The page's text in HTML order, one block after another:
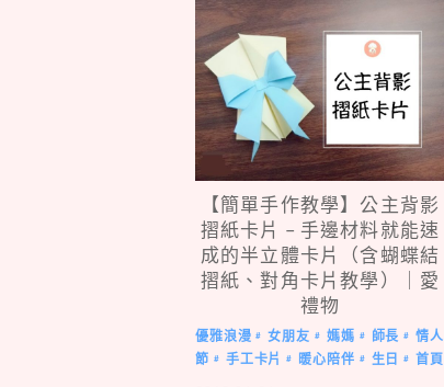
【簡單手作教學】公主背影
摺紙卡片 – 手邊材料就能速
成的半立體卡片（含蝴蝶結
摺紙、對角卡片教學）｜愛
禮物
優雅浪漫 # 女朋友 # 媽媽 # 師長 #
情人
節 # 手工卡片 # 暖心陪伴 # 生日 #
首頁